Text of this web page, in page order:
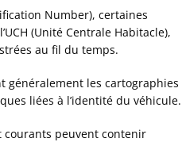
Number), certaines
(Unité Centrale Habitacle),
au fil du temps.
généralement les cartographies
liées à l’identité du véhicule.
courants peuvent contenir